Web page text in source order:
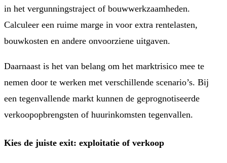
in het vergunningstraject of bouwwerkzaamheden.
Calculeer een ruime marge in voor extra rentelasten,
bouwkosten en andere onvoorziene uitgaven.
Daarnaast is het van belang om het marktrisico mee te
nemen door te werken met verschillende scenario’s. Bij
een tegenvallende markt kunnen de geprognotiseerde
verkoopopbrengsten of huurinkomsten tegenvallen.
Kies de juiste exit: exploitatie of verkoop